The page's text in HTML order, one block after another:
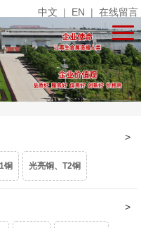
中文 | EN | 在线留言
铜 光亮铜、T2铜